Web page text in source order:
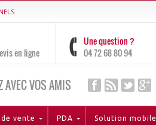
en ligne
Une question ?
04 72 68 80 94
AVEC VOS AMIS
vente PDA Solution mobile